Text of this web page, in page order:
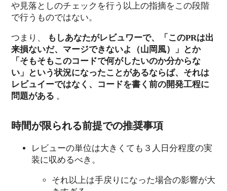
や見落としのチェックを行う以上の指摘をこの段階
で行うものではない。
つまり、
もしあなたがレビュワーで、「このPRは出
来損ないだ、マージできないよ（山岡風）」とか
「そもそもこのコードで何がしたいのか分からな
い」という状況になったことがあるならば、それは
レビュイーではなく、コードを書く前の開発工程に
問題がある 。
時間が限られる前提での推奨事項
レビューの単位は大きくても３人日分程度の実
装に収めるべき。
それ以上は手戻りになった場合の影響が大